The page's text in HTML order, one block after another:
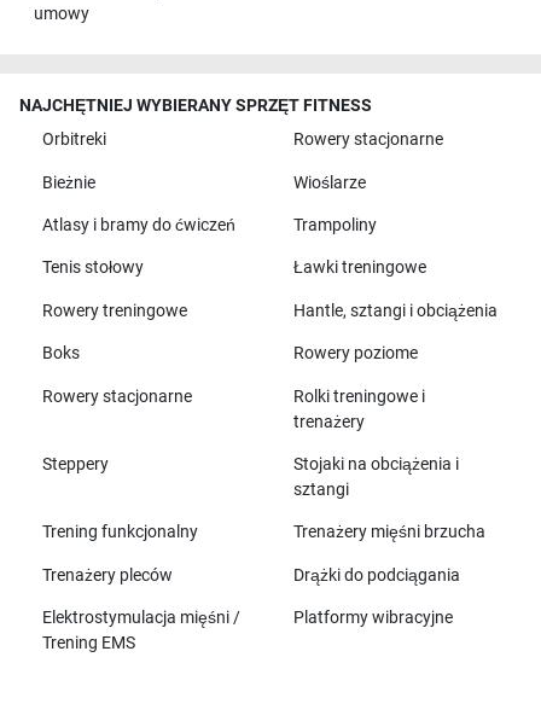
umowy
NAJCHĘTNIEJ WYBIERANY SPRZĘT FITNESS
Orbitreki
Rowery stacjonarne
Bieżnie Wioślarze
Atlasy i bramy do ćwiczeń Trampoliny
Tenis stołowy Ławki treningowe
Rowery treningowe Hantle, sztangi i obciążenia
Boks Rowery poziome
Rowery stacjonarne
Rolki treningowe i
trenażery
Steppery
Stojaki na obciążenia i
sztangi
Trening funkcjonalny Trenażery mięśni brzucha
Trenażery pleców Drążki do podciągania
Elektrostymulacja mięśni /
Trening EMS
Platformy wibracyjne